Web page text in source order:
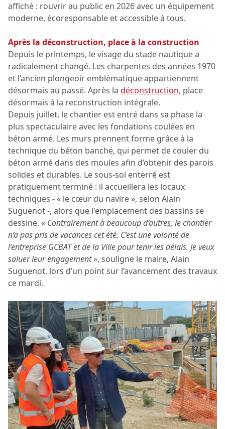
affiché : rouvrir au public en 2026 avec un équipement
moderne, écoresponsable et accessible à tous.
Après la déconstruction, place à la construction
Depuis le printemps, le visage du stade nautique a
radicalement changé. Les charpentes des années 1970
et l’ancien plongeoir emblématique appartiennent
désormais au passé. Après la déconstruction, place
désormais à la reconstruction intégrale.
Depuis juillet, le chantier est entré dans sa phase la
plus spectaculaire avec les fondations coulées en
béton armé. Les murs prennent forme grâce à la
technique du béton banché, qui permet de couler du
béton armé dans des moules afin d’obtenir des parois
solides et durables. Le sous-sol enterré est
pratiquement terminé : il accueillera les locaux
techniques - « le cœur du navire », selon Alain
Suguenot -, alors que l'emplacement des bassins se
dessine. « Contrairement à beaucoup d’autres, le chantier
n’a pas pris de vacances cet été. C’est une volonté de
l’entreprise GCBAT et de la Ville pour tenir les délais. Je veux
saluer leur engagement», souligne le maire, Alain
Suguenot, lors d’un point sur l’avancement des travaux
ce mardi.